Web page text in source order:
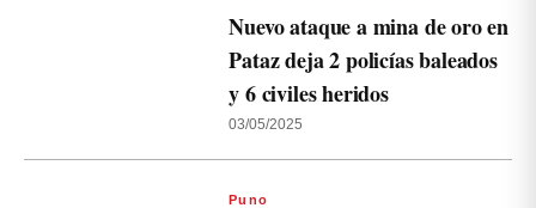
Nuevo ataque a mina de oro en
Pataz deja 2 policías baleados
y 6 civiles heridos
03/05/2025
Puno